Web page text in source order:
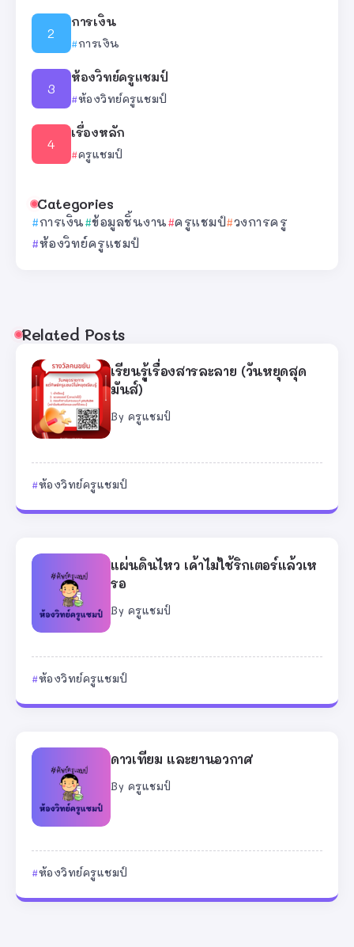
การเงิน
การเงิน
ห้องวิทย์ครูแชมป์
ห้องวิทย์ครูแชมป์
เรื่องหลัก
ครูแชมป์
Categories
การเงิน ข้อมูลชิ้นงาน ครูแชมป์ วงการครู
ห้องวิทย์ครูแชมป์
Related Posts
เรียนรู้เรื่องสารละลาย (วันหยุดสุด
มันส์)
By ครูแชมป์
ห้องวิทย์ครูแชมป์
แผ่นดินไหว เค้าไม่ใช้ริกเตอร์แล้วเห
รอ
By ครูแชมป์
ห้องวิทย์ครูแชมป์
ดาวเทียม และยานอวกาศ
By ครูแชมป์
ห้องวิทย์ครูแชมป์